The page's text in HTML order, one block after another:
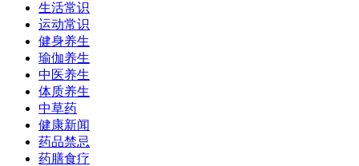
生活常识
运动常识
健身养生
瑜伽养生
中医养生
体质养生
中草药
健康新闻
药品禁忌
药膳食疗